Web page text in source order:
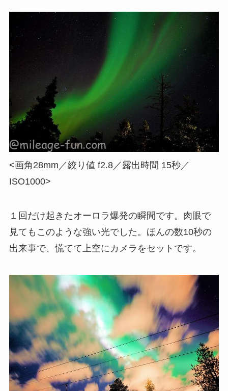
<画角28mm／絞り値 f2.8／露出時間 15秒／
ISO1000>
１回だけ起きたオーロラ爆発の瞬間です。肉眼で
見てもこのような強い光でした。ほんの数10秒の
出来事で、慌てて上空にカメラをセットです。